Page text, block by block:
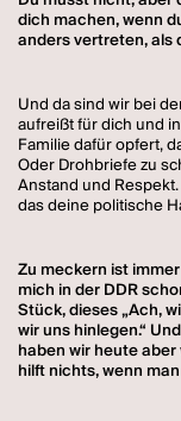
dich machen, wenn
anders vertreten, als
Und da sind wir bei
aufreißt für dich und
Familie dafür opfert,
Oder Drohbriefe zu
Anstand und
das deine politische
Zu meckern ist
mich in der DDR
Stück, dieses „Ach,
wir uns hinlegen.“
haben wir heute
hilft nichts, wenn